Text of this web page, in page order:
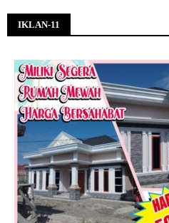
IKLAN-11